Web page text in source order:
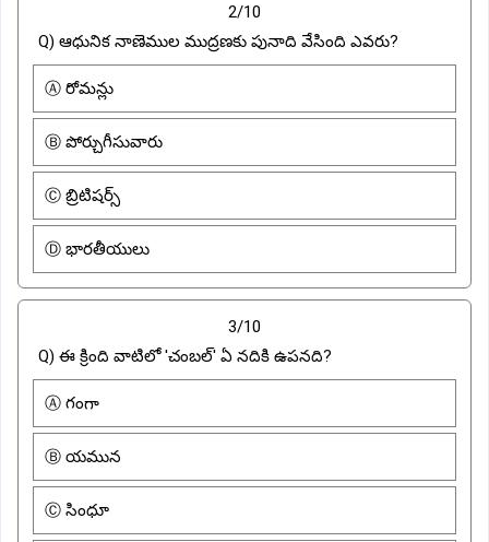
2/10
Q) ఆధునిక నాణెముల ముద్రణకు పునాది వేసింది ఎవరు?
Ⓐ రోమన్లు
Ⓑ పోర్చుగీసువారు
Ⓒ బ్రిటిషర్స్
Ⓓ భారతీయులు
3/10
Q) ఈ క్రింది వాటిలో 'చంబల్' ఏ నదికి ఉపనది?
Ⓐ గంగా
Ⓑ యమున
Ⓒ సింధూ